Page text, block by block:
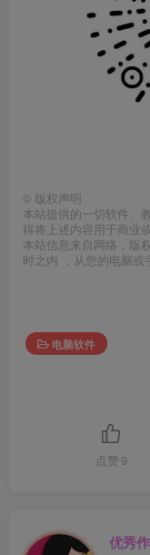
© 版权声明
本站提供的一切软件、
得将上述内容用于商业
本站信息来自网络，版
时之内 ，从您的电脑或
电脑软件
点赞 9
优秀